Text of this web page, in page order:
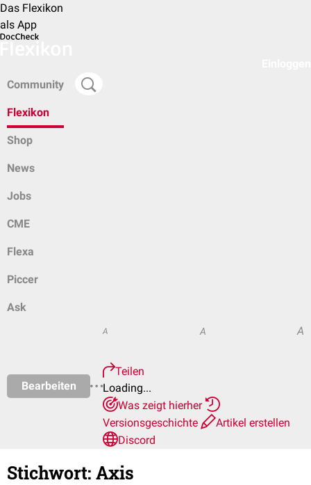
Das Flexikon
als App
Community
Flexikon
Shop
News
Jobs
CME
Flexa
Piccer
Ask
Bearbeiten
A A A
Teilen
Loading...
Was zeigt hierher
Versionsgeschichte
Artikel erstellen
Discord
Stichwort: Axis